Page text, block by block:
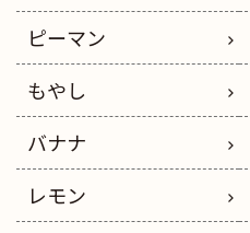
ピーマン
もやし
バナナ
レモン